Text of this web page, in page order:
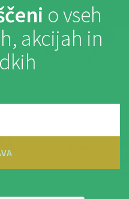
o vseh
akcijah in